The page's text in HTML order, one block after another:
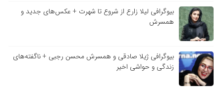
بیوگرافی لیلا زارع از شروع تا شهرت + عکس‌های جدید و
همسرش
بیوگرافی ژیلا صادقی و همسرش محسن رجبی + ناگفته‌های
زندگی و حواشی اخیر